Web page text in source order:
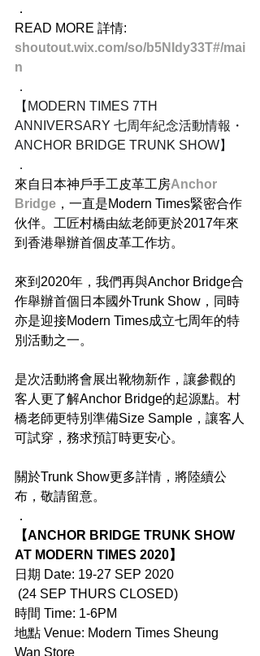
．
READ MORE 詳情:
shoutout.wix.com/so/b5NIdy33T#/mai
n
．
【MODERN TIMES 7TH
ANNIVERSARY 七周年紀念活動情報・
ANCHOR BRIDGE TRUNK SHOW】
．
來自日本神戶手工皮革工房Anchor
Bridge ，一直是Modern Times緊密合作
伙伴。工匠村橋由紘老師更於2017年來
到香港舉辦首個皮革工作坊。
來到2020年，我們再與Anchor Bridge合
作舉辦首個日本國外Trunk Show，同時
亦是迎接Modern Times成立七周年的特
別活動之一。
是次活動將會展出靴物新作，讓參觀的
客人更了解Anchor Bridge的起源點。村
橋老師更特別準備Size Sample，讓客人
可試穿，務求預訂時更安心。
關於Trunk Show更多詳情，將陸續公
布，敬請留意。
．
【ANCHOR BRIDGE TRUNK SHOW
AT MODERN TIMES 2020】
日期 Date: 19-27 SEP 2020
(24 SEP THURS CLOSED)
時間 Time: 1-6PM
地點 Venue: Modern Times Sheung
Wan Store